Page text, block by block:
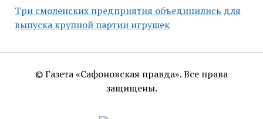
Три смоленских предприятия объединились для
выпуска крупной партии игрушек
© Газета «Сафоновская правда». Все права
защищены.